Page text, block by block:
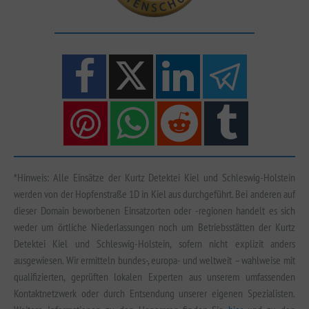
*Hinweis: Alle Einsätze der Kurtz Detektei Kiel und Schleswig-Holstein
werden von der Hopfenstraße 1D in Kiel aus durchgeführt. Bei anderen auf
dieser Domain beworbenen Einsatzorten oder -regionen handelt es sich
weder um örtliche Niederlassungen noch um Betriebsstätten der Kurtz
Detektei Kiel und Schleswig-Holstein, sofern nicht explizit anders
ausgewiesen. Wir ermitteln bundes-, europa- und weltweit – wahlweise mit
qualifizierten, geprüften lokalen Experten aus unserem umfassenden
Kontaktnetzwerk oder durch Entsendung unserer eigenen Spezialisten.